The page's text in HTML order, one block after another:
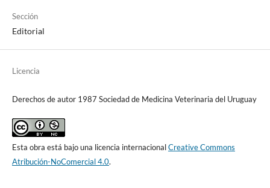
Sección
Editorial
Licencia
Derechos de autor 1987 Sociedad de Medicina Veterinaria del Uruguay
Esta obra está bajo una licencia internacionalCreative Commons
Atribución-NoComercial 4.0.